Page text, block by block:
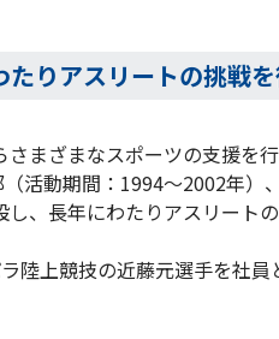
たりアスリートの挑戦
まざまなスポーツの支援を
活動期間：1994～2002年）
し、長年にわたりアスリート
陸上競技の近藤元選手を社